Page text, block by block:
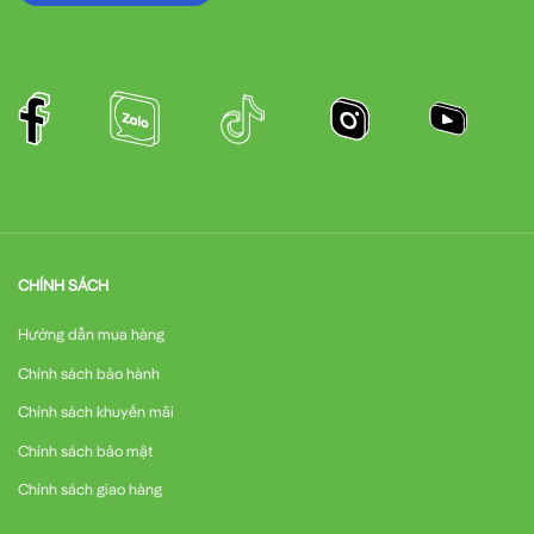
CHÍNH SÁCH
Hướng dẫn mua hàng
Chính sách bảo hành
Chính sách khuyến mãi
Chính sách bảo mật
Chính sách giao hàng